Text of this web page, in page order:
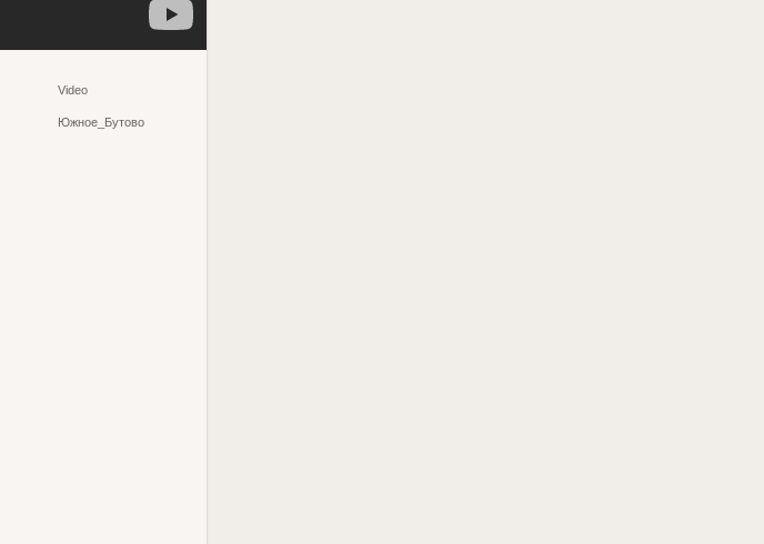
Video
Южное_Бутово